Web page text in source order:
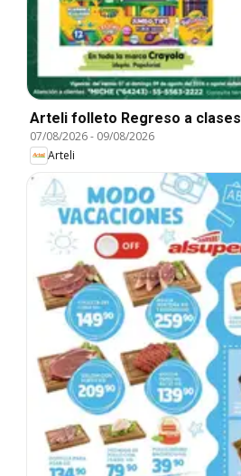
Arteli folleto Regreso a clases
07/08/2026- 09/08/2026
Arteli